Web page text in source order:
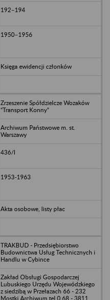
192–194
1950–1956
Księga ewidencji członków
Zrzeszenie Spółdzielcze Wozaków
“Transport Konny”
Archiwum Państwowe m. st.
Warszawy
436/I
1953-1963
Akta osobowe, listy płac
TRAKBUD - Przedsiębiorstwo
Budownictwa Usług Technicznych i
Handlu w Cybince
Zakład Obsługi Gospodarczej
Lubuskiego Urzędu Wojewódzkiego
z siedzibą w Przełazach 66 - 232
Mostki Archiwum tel.0 68 - 3811